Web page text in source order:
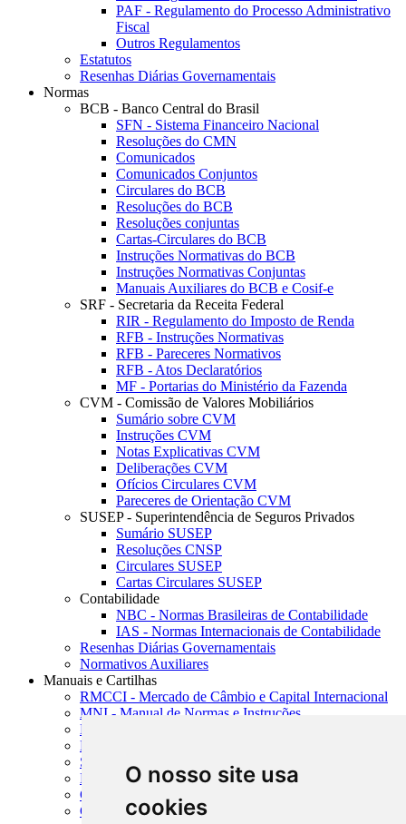
O nosso site usa
cookies
PAF - Regulamento do Processo Administrativo
Fiscal
Outros Regulamentos
Estatutos
Resenhas Diárias Governamentais
Normas
BCB - Banco Central do Brasil
SFN - Sistema Financeiro Nacional
Resoluções do CMN
Comunicados
Comunicados Conjuntos
Circulares do BCB
Resoluções do BCB
Resoluções conjuntas
Cartas-Circulares do BCB
Instruções Normativas do BCB
Instruções Normativas Conjuntas
Manuais Auxiliares do BCB e Cosif-e
SRF - Secretaria da Receita Federal
RIR - Regulamento do Imposto de Renda
RFB - Instruções Normativas
RFB - Pareceres Normativos
RFB - Atos Declaratórios
MF - Portarias do Ministério da Fazenda
CVM - Comissão de Valores Mobiliários
Sumário sobre CVM
Instruções CVM
Notas Explicativas CVM
Deliberações CVM
Ofícios Circulares CVM
Pareceres de Orientação CVM
SUSEP - Superintendência de Seguros Privados
Sumário SUSEP
Resoluções CNSP
Circulares SUSEP
Cartas Circulares SUSEP
Contabilidade
NBC - Normas Brasileiras de Contabilidade
IAS - Normas Internacionais de Contabilidade
Resenhas Diárias Governamentais
Normativos Auxiliares
Manuais e Cartilhas
RMCCI - Mercado de Câmbio e Capital Internacional
MNI - Manual de Normas e Instruções
MTVM - Manual de Títulos e Valores Mobiliários
MCR - Manual de Crédito Rural
SISORF - Manual de Organização do SFN
MASUP - Manual de Supervisão Bancária
CADOC - Catálogo de Documentos
CNAE-CONCLA - Classificação Nacional de